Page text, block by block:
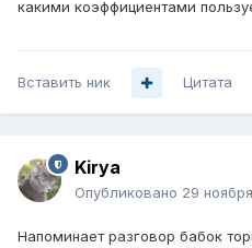
какими коэффициентами
Вставить ник Цитата
Kirya
Опубликовано 29
Напоминает разговор бабок